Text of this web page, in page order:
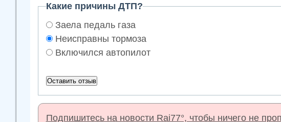
Какие причины ДТП?
Заела педаль газа
Неисправны тормоза
Включился автопилот
Подпишитесь на новости Rai77°, чтобы ничего не